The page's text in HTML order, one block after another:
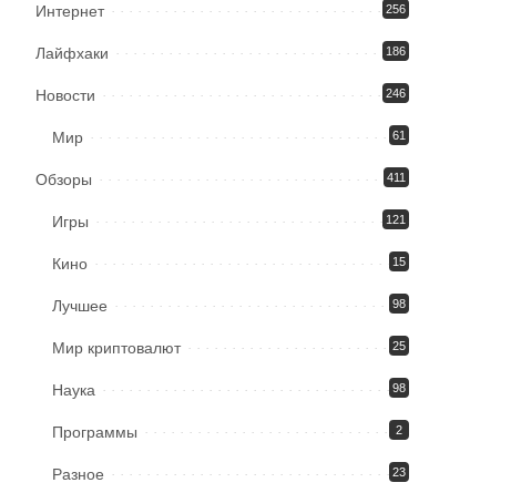
Интернет 256
Лайфхаки 186
Новости 246
Мир 61
Обзоры 411
Игры 121
Кино 15
Лучшее 98
Мир криптовалют 25
Наука 98
Программы 2
Разное 23